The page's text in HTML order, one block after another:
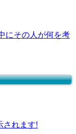
にその人が何を考
されます!